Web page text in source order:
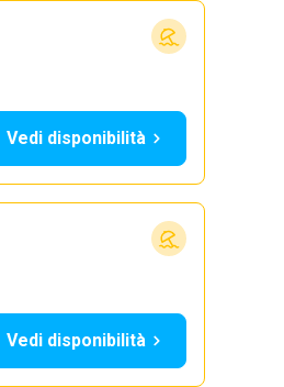
Vedi disponibilità
Vedi disponibilità